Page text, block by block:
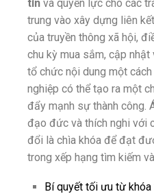
tín và quyền lực cho các
trung vào xây dựng liên
của truyền thông xã hội,
chu kỳ mua sắm, cập nhật
tổ chức nội dung một cách
nghiệp có thể tạo ra một
đẩy mạnh sự thành công.
đạo đức và thích nghi với
đổi là chìa khóa để đạt
trong xếp hạng tìm kiếm
Bí quyết tối ưu từ khóa